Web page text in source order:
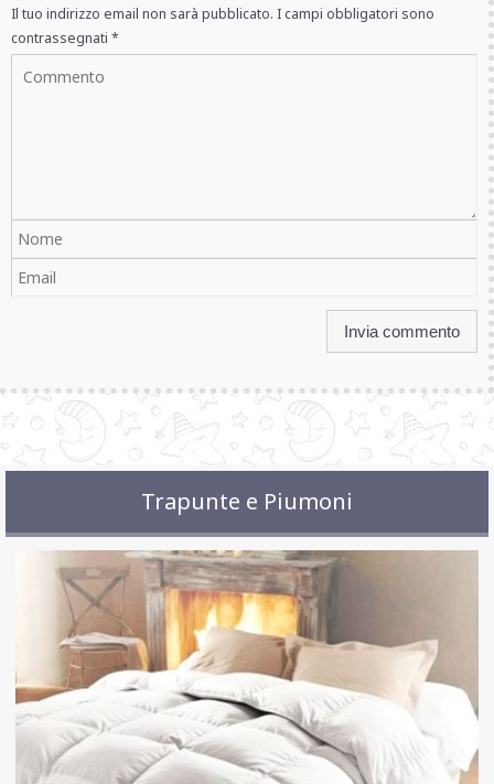
Il tuo indirizzo email non sarà pubblicato. I campi obbligatori sono
contrassegnati *
Trapunte e Piumoni